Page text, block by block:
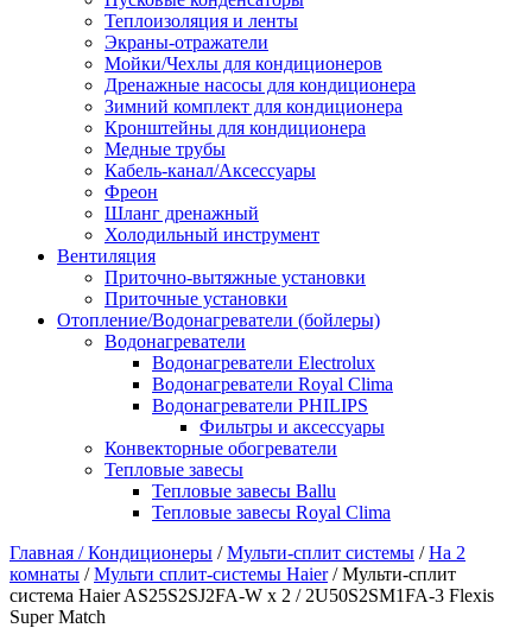
Теплоизоляция и ленты
Экраны-отражатели
Мойки/Чехлы для кондиционеров
Дренажные насосы для кондиционера
Зимний комплект для кондиционера
Кронштейны для кондиционера
Медные трубы
Кабель-канал/Аксессуары
Фреон
Шланг дренажный
Холодильный инструмент
Вентиляция
Приточно-вытяжные установки
Приточные установки
Отопление/Водонагреватели (бойлеры)
Водонагреватели
Водонагреватели Electrolux
Водонагреватели Royal Clima
Водонагреватели PHILIPS
Фильтры и аксессуары
Конвекторные обогреватели
Тепловые завесы
Тепловые завесы Ballu
Тепловые завесы Royal Clima
Главная /Кондиционеры /Мульти-сплит системы /На 2
комнаты /Мульти сплит-системы Haier/ Мульти-сплит
система Haier AS25S2SJ2FA-W x 2 / 2U50S2SM1FA-3 Flexis
Super Match